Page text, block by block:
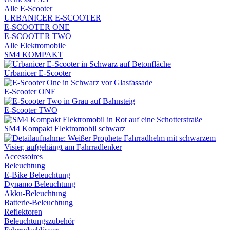
Alle E-Scooter
URBANICER E-SCOOTER
E-SCOOTER ONE
E-SCOOTER TWO
Alle Elektromobile
SM4 KOMPAKT
Urbanicer E-Scooter
E-Scooter ONE
E-Scooter TWO
SM4 Kompakt Elektromobil schwarz
Accessoires
Beleuchtung
E-Bike Beleuchtung
Dynamo Beleuchtung
Akku-Beleuchtung
Batterie-Beleuchtung
Reflektoren
Beleuchtungszubehör